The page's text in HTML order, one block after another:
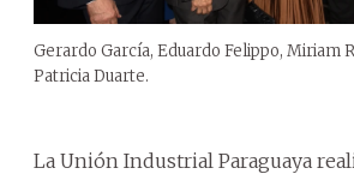
Gerardo García, Eduardo Felippo, Miriam
Patricia Duarte.
La Unión Industrial Paraguaya